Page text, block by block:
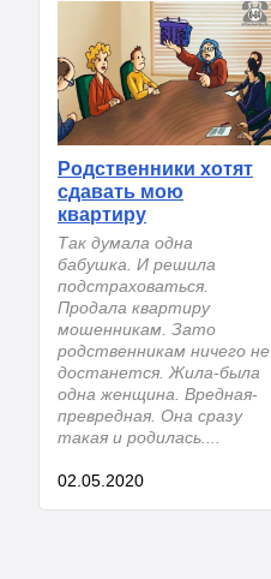
Родственники хотят
сдавать мою
квартиру
Так думала одна
бабушка. И решила
подстраховаться.
Продала квартиру
мошенникам. Зато
родственникам ничего не
достанется. Жила-была
одна женщина. Вредная-
превредная. Она сразу
такая и родилась....
02.05.2020